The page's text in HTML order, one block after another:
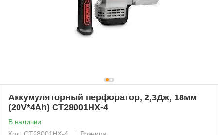
Аккумуляторный перфоратор, 2,3Дж, 18мм
(20V*4Ah) CT28001HX-4
В наличии
Код: CT28001HX-4
Розница